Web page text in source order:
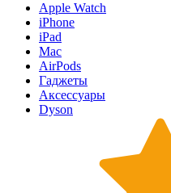
Apple Watch
iPhone
iPad
Mac
AirPods
Гаджеты
Аксессуары
Dyson